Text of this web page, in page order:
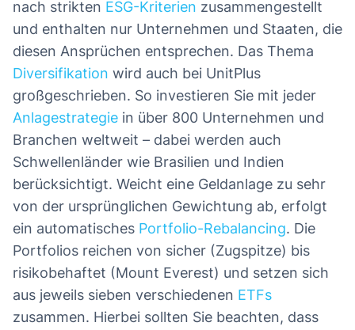
nach strikten ESG-Kriterien zusammengestellt
und enthalten nur Unternehmen und Staaten, die
diesen Ansprüchen entsprechen. Das Thema
Diversifikation wird auch bei UnitPlus
großgeschrieben. So investieren Sie mit jeder
Anlagestrategie in über 800 Unternehmen und
Branchen weltweit – dabei werden auch
Schwellenländer wie Brasilien und Indien
berücksichtigt. Weicht eine Geldanlage zu sehr
von der ursprünglichen Gewichtung ab, erfolgt
ein automatisches Portfolio-Rebalancing. Die
Portfolios reichen von sicher (Zugspitze) bis
risikobehaftet (Mount Everest) und setzen sich
aus jeweils sieben verschiedenen ETFs
zusammen. Hierbei sollten Sie beachten, dass